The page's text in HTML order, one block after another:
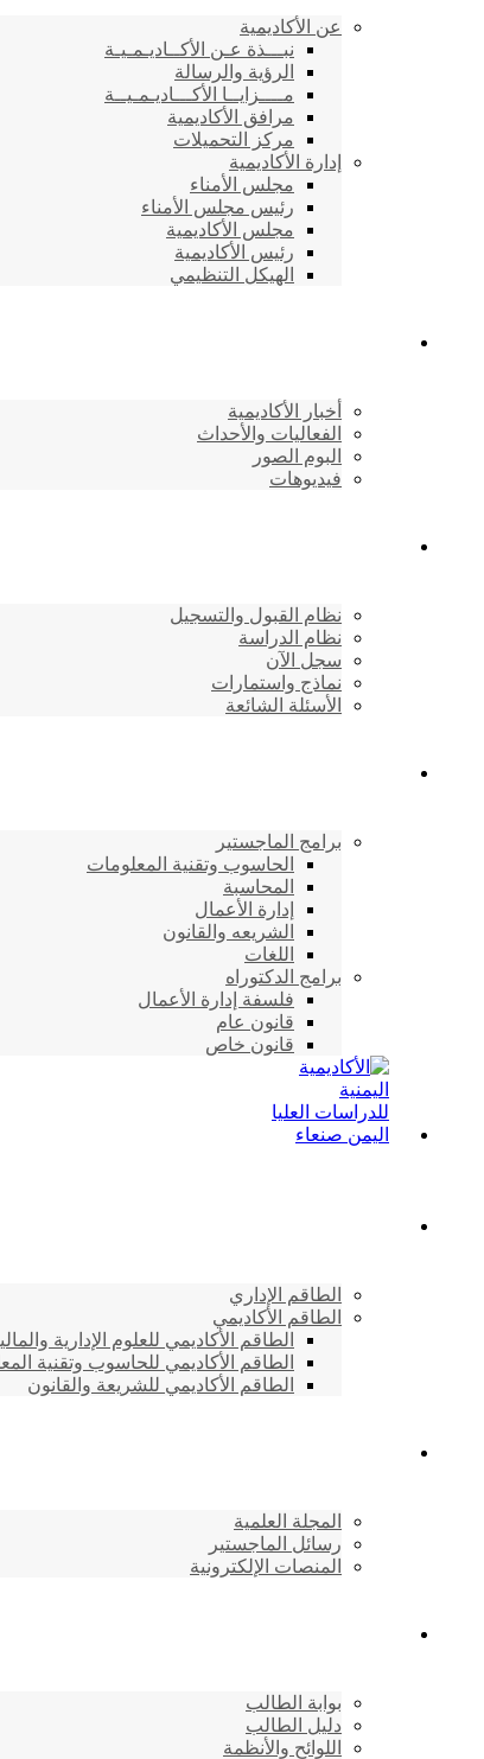
عن الأكاديمية
نبـــذة عـن الأكــاديـمـيـة
الرؤية والرسالة
مــــزايــا الأكـــاديـمـيــة
مرافق الأكاديمية
مركز التحميلات
إدارة الأكاديمية
مجلس الأمناء
رئيس مجلس الأمناء
مجلس الأكاديمية
رئيس الأكاديمية
الهيكل التنظيمي
أخبار الأكاديمية
الفعاليات والأحداث
البوم الصور
فيديوهات
نظام القبول والتسجيل
نظام الدراسة
سجل الآن
نماذج واستمارات
الأسئلة الشائعة
برامج الماجستير
الحاسوب وتقنية المعلومات
المحاسبة
إدارة الأعمال
الشريعه والقانون
اللغات
برامج الدكتوراه
فلسفة إدارة الأعمال
قانون عام
قانون خاص
الطاقم الإداري
الطاقم الأكاديمي
الطاقم الأكاديمي للعلوم الإدارية
الطاقم الأكاديمي للحاسوب وتقنية
الطاقم الأكاديمي للشريعة والقانون
المجلة العلمية
رسائل الماجستير
المنصات الإلكترونية
بوابة الطالب
دليل الطالب
اللوائح والأنظمة